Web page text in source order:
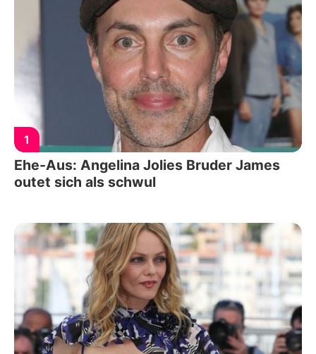
1
Ehe-Aus: Angelina Jolies Bruder James
outet sich als schwul